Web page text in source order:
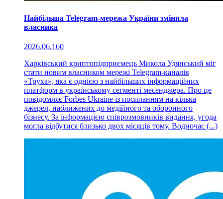
Найбільша Telegram-мережа України змінила
власника
2026.06.160
Харківський криптопідприємець Микола Удянський міг
стати новим власником мережі Telegram-каналів
«Труха», яка є однією з найбільших інформаційних
платформ в українському сегменті месенджера. Про це
повідомляє Forbes Ukraine із посиланням на кілька
джерел, наближених до медійного та оборонного
бізнесу. За інформацією співрозмовників видання, угода
могла відбутися близько двох місяців тому. Водночас (...)